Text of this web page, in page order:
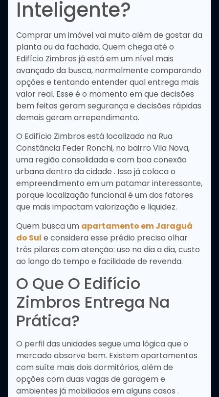
Inteligente?
Comprar um imóvel vai muito além de gostar da
planta ou da fachada. Quem chega até o
Edifício Zimbros já está em um nível mais
avançado da busca, normalmente comparando
opções e tentando entender qual entrega mais
valor real. Esse é o momento em que decisões
bem feitas geram segurança e decisões rápidas
demais geram arrependimento.
O Edifício Zimbros está localizado na Rua
Constância Feder Ronchi, no bairro Vila Nova,
uma região consolidada e com boa conexão
urbana dentro da cidade . Isso já coloca o
empreendimento em um patamar interessante,
porque localização funcional é um dos fatores
que mais impactam valorização e liquidez.
Quem busca um apartamento em Jaraguá
do Sul e considera esse prédio precisa olhar
três pilares com atenção: uso no dia a dia, custo
ao longo do tempo e facilidade de revenda.
O Que O Edifício
Zimbros Entrega Na
Prática?
O perfil das unidades segue uma lógica que o
mercado absorve bem. Existem apartamentos
com suíte mais dois dormitórios, além de
opções com duas vagas de garagem e
ambientes já mobiliados em alguns casos .